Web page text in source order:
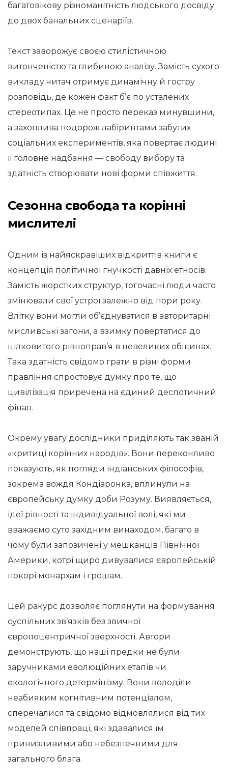
багатовікову різноманітність людського досвіду
до двох банальних сценаріїв.
Текст заворожує своєю стилістичною
витонченістю та глибиною аналізу. Замість сухого
викладу читач отримує динамічну й гостру
розповідь, де кожен факт б’є по усталених
стереотипах. Це не просто переказ минувшини,
а захоплива подорож лабіринтами забутих
соціальних експериментів, яка повертає людині
її головне надбання — свободу вибору та
здатність створювати нові форми співжиття.
Сезонна свобода та корінні
мислителі
Одним із найяскравіших відкриттів книги є
концепція політичної гнучкості давніх етносів.
Замість жорстких структур, тогочасні люди часто
змінювали свої устрої залежно від пори року.
Влітку вони могли об’єднуватися в авторитарні
мисливські загони, а взимку повертатися до
цілковитого рівноправ’я в невеликих общинах.
Така здатність свідомо грати в різні форми
правління спростовує думку про те, що
цивілізація приречена на єдиний деспотичний
фінал.
Окрему увагу дослідники приділяють так званій
«критиці корінних народів». Вони переконливо
показують, як погляди індіанських філософів,
зокрема вождя Кондіаронка, вплинули на
європейську думку доби Розуму. Виявляється,
ідеї рівності та індивідуальної волі, які ми
вважаємо суто західним винаходом, багато в
чому були запозичені у мешканців Північної
Америки, котрі щиро дивувалися європейській
покорі монархам і грошам.
Цей ракурс дозволяє поглянути на формування
суспільних зв’язків без звичної
європоцентричної зверхності. Автори
демонструють, що наші предки не були
заручниками еволюційних етапів чи
екологічного детермінізму. Вони володіли
неабияким когнітивним потенціалом,
сперечалися та свідомо відмовлялися від тих
моделей співпраці, які здавалися їм
принизливими або небезпечними для
загального блага.